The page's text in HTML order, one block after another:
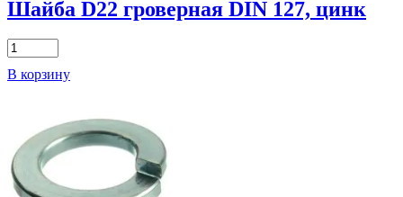
Шайба D22 гроверная DIN 127, цинк
Количество
товара
Шайба
127,
цинк
В корзину